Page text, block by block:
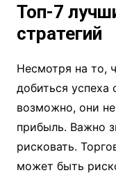
Топ-7
стратегий
Несмотря на то,
добиться успеха
возможно, они не
прибыль. Важно
рисковать.
может быть